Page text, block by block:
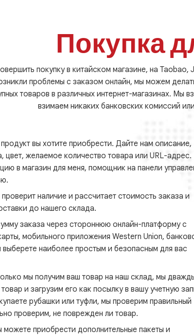
Покупка
покупку в китайском магазине, на
проблемы с заказом онлайн, мы можем
товаров в различных интернет-магазинах.
взимаем никаких банковских комиссий
вы хотите приобрести. Дайте нам описание,
цвет, желаемое количество товара или URL-
в магазин для меня, помощник на панели
наличие и рассчитает стоимость заказа и
до нашего склада.
заказа через стороннюю онлайн-платформу с
мобильного приложения Western Union,
наиболее простым и безопасным для вас
мы получим ваш товар на наш склад, мы
и загрузим его как посылку в вашу учетную
рубашки или туфли, мы проверим правильный
проверим, не поврежден ли товар.
приобрести дополнительные пакеты и